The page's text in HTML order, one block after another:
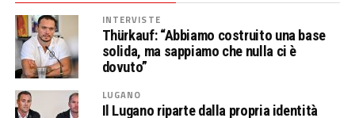
INTERVISTE
Thürkauf: “Abbiamo costruito una base
solida, ma sappiamo che nulla ci è
dovuto”
LUGANO
Il Lugano riparte dalla propria identità